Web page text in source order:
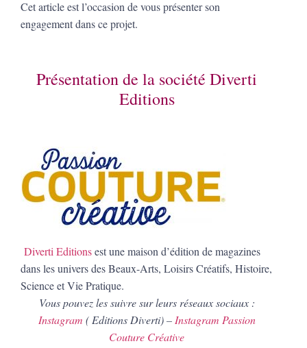
Cet article est l’occasion de vous présenter son
engagement dans ce projet.
Présentation de la société Diverti
Editions
Diverti Editionsest une maison d’édition de magazines
dans les univers des Beaux-Arts, Loisirs Créatifs, Histoire,
Science et Vie Pratique.
Vous pouvez les suivre sur leurs réseaux sociaux :
Instagram ( Editions Diverti) – Instagram Passion
Couture Créative